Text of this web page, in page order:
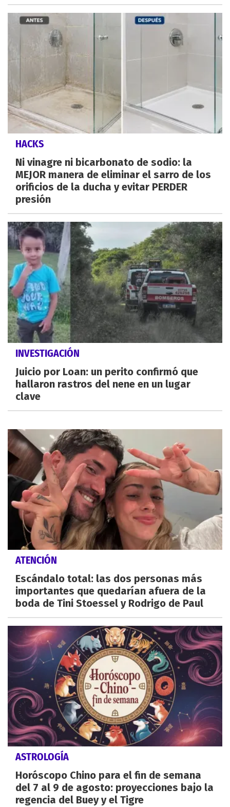
HACKS
Ni vinagre ni bicarbonato de sodio: la
MEJOR manera de eliminar el sarro de los
orificios de la ducha y evitar PERDER
presión
INVESTIGACIÓN
Juicio por Loan: un perito confirmó que
hallaron rastros del nene en un lugar
clave
ATENCIÓN
Escándalo total: las dos personas más
importantes que quedarían afuera de la
boda de Tini Stoessel y Rodrigo de Paul
ASTROLOGÍA
Horóscopo Chino para el fin de semana
del 7 al 9 de agosto: proyecciones bajo la
regencia del Buey y el Tigre